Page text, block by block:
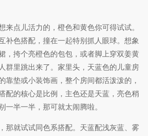
来点儿活力的，橙色和黄色你可得试试。
补色搭配，撞在一起特别抓人眼球。想象
，挎个亮橙色的包包，或者脚上穿双姜黄
群里跳出来了。家里头，天蓝色的儿童房
靠垫或小装饰画，整个房间都活泼泼的，
配的核心是比例，主色还是天蓝，亮色稍
一半一半，那可就太闹腾啦。
那就试试同色系搭配。天蓝配浅灰蓝、雾